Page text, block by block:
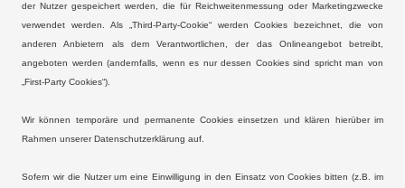
der Nutzer gespeichert werden, die für Reichweitenmessung oder Marketingzwecke
verwendet werden. Als „Third-Party-Cookie“ werden Cookies bezeichnet, die von
anderen Anbietern als dem Verantwortlichen, der das Onlineangebot betreibt,
angeboten werden (andernfalls, wenn es nur dessen Cookies sind spricht man von
„First-Party Cookies“).
Wir können temporäre und permanente Cookies einsetzen und klären hierüber im
Rahmen unserer Datenschutzerklärung auf.
Sofern wir die Nutzer um eine Einwilligung in den Einsatz von Cookies bitten (z.B. im